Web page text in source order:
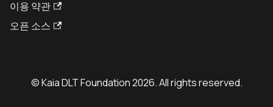
이용 약관
오픈 소스
© Kaia DLT Foundation 2026. All rights reserved.